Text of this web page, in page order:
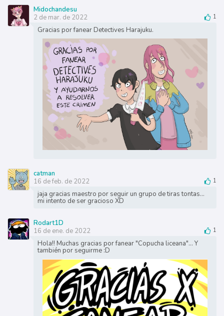
Midochandesu
2 de mar. de 2022
1
Gracias por fanear Detectives Harajuku.
catman
16 de feb. de 2022
1
jaja gracias maestro por seguir un grupo de tiras tontas...
mi intento de ser gracioso XD
Rodart1D
16 de ene. de 2022
1
Hola!! Muchas gracias por fanear "Copucha liceana"... Y
también por seguirme :D